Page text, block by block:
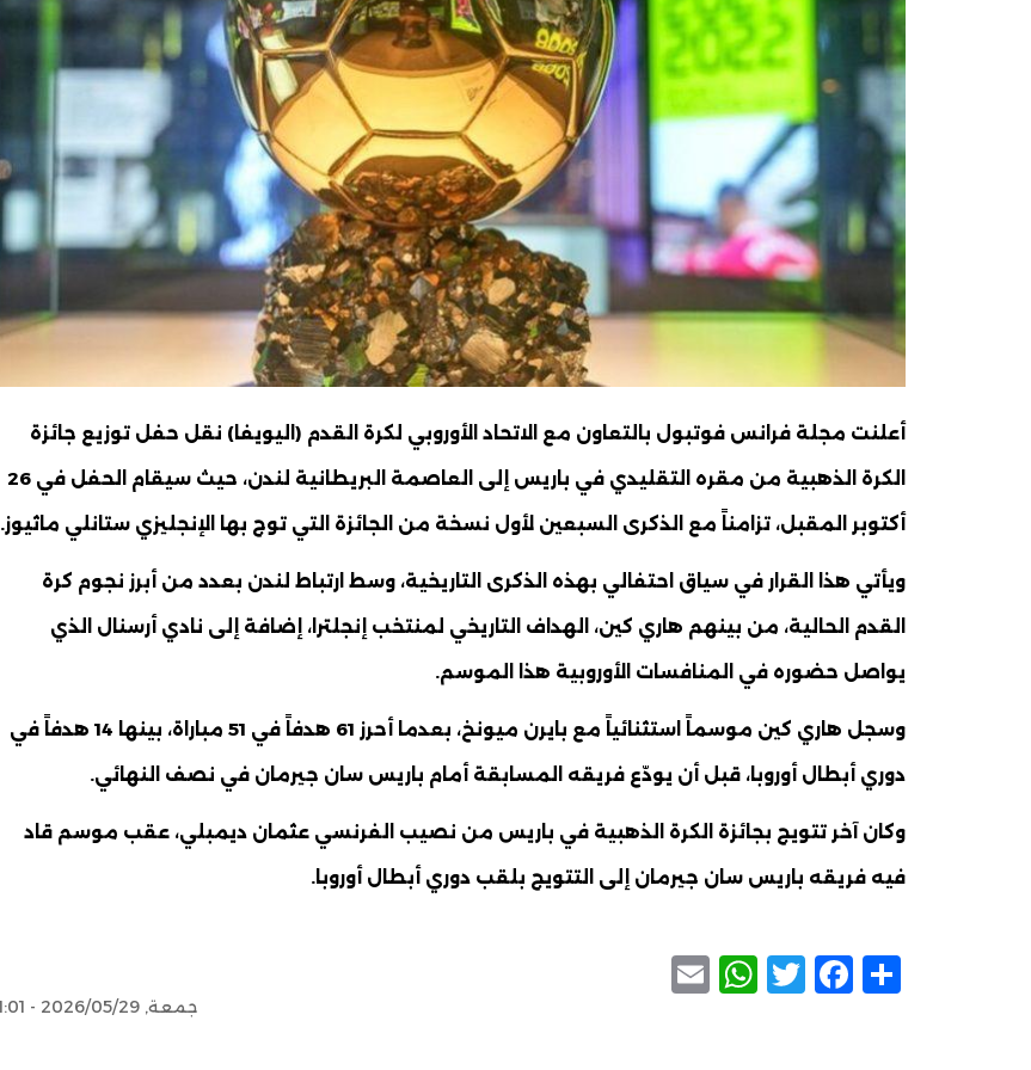
أعلنت مجلة فرانس فوتبول بالتعاون مع الاتحاد الأوروبي لكرة القدم (اليويفا) نقل حفل توزيع جائزة
الكرة الذهبية من مقره التقليدي في باريس إلى العاصمة البريطانية لندن، حيث سيقام الحفل في 26
أكتوبر المقبل، تزامناً مع الذكرى السبعين لأول نسخة من الجائزة التي توج بها الإنجليزي ستانلي ماثيوز.
ويأتي هذا القرار في سياق احتفالي بهذه الذكرى التاريخية، وسط ارتباط لندن بعدد من أبرز نجوم كرة
القدم الحالية، من بينهم هاري كين، الهداف التاريخي لمنتخب إنجلترا، إضافة إلى نادي أرسنال الذي
يواصل حضوره في المنافسات الأوروبية هذا الموسم.
وسجل هاري كين موسماً استثنائياً مع بايرن ميونخ، بعدما أحرز 61 هدفاً في 51 مباراة، بينها 14 هدفاً في
دوري أبطال أوروبا، قبل أن يودّع فريقه المسابقة أمام باريس سان جيرمان في نصف النهائي.
وكان آخر تتويج بجائزة الكرة الذهبية في باريس من نصيب الفرنسي عثمان ديمبلي، عقب موسم قاد
فيه فريقه باريس سان جيرمان إلى التتويج بلقب دوري أبطال أوروبا.
Share
Facebook
Twitter
WhatsApp
جمعة, 2026/05/29 - 11:01